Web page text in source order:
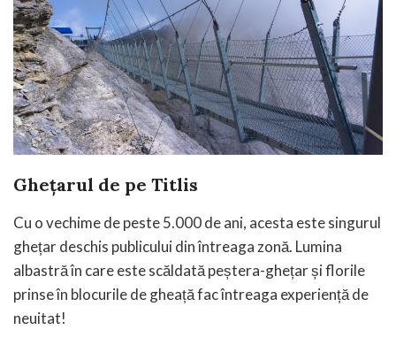
Ghețarul de pe Titlis
Cu o vechime de peste 5.000 de ani, acesta este singurul
ghețar deschis publicului din întreaga zonă. Lumina
albastră în care este scăldată peștera-ghețar și florile
prinse în blocurile de gheață fac întreaga experiență de
neuitat!